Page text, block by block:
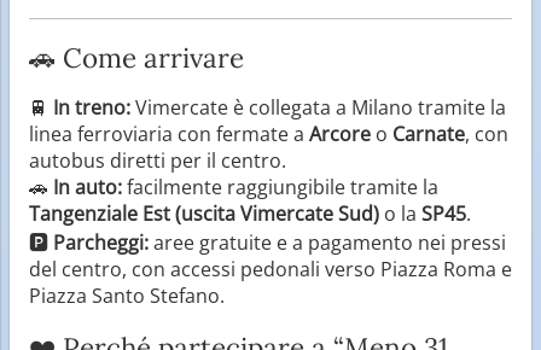
🚗 Come arrivare
🚆 In treno:Vimercate è collegata a Milano tramite la
linea ferroviaria con fermate a Arcore o Carnate, con
autobus diretti per il centro.
🚗 In auto:facilmente raggiungibile tramite la
Tangenziale Est (uscita Vimercate Sud) o la SP45.
🅿️ Parcheggi:aree gratuite e a pagamento nei pressi
del centro, con accessi pedonali verso Piazza Roma e
Piazza Santo Stefano.